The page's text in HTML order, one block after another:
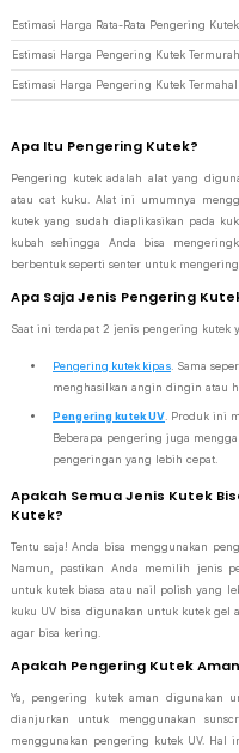
Estimasi Harga Rata-Rata Pengering Kutek
Apa Itu Pengering Kutek?
Pengering kutek adalah alat yang
atau cat kuku. Alat ini umumnya
kutek yang sudah diaplikasikan pada
kubah sehingga Anda bisa
berbentuk seperti senter untuk
Apa Saja Jenis Pengering
Saat ini terdapat 2 jenis pengering kutek
Pengering kutek kipas . Sama
menghasilkan angin dingin atau
Pengering kutek UV . Produk ini
Beberapa pengering juga
pengeringan yang lebih cepat.
Apakah Semua Jenis Kutek
Kutek?
Tentu saja! Anda bisa menggunakan
Namun, pastikan Anda memilih jenis
untuk kutek biasa atau nail polish yang
kuku UV bisa digunakan untuk kutek gel
agar bisa kering.
Apakah Pengering Kutek
Ya, pengering kutek aman digunakan
dianjurkan untuk menggunakan
menggunakan pengering kutek UV. Hal